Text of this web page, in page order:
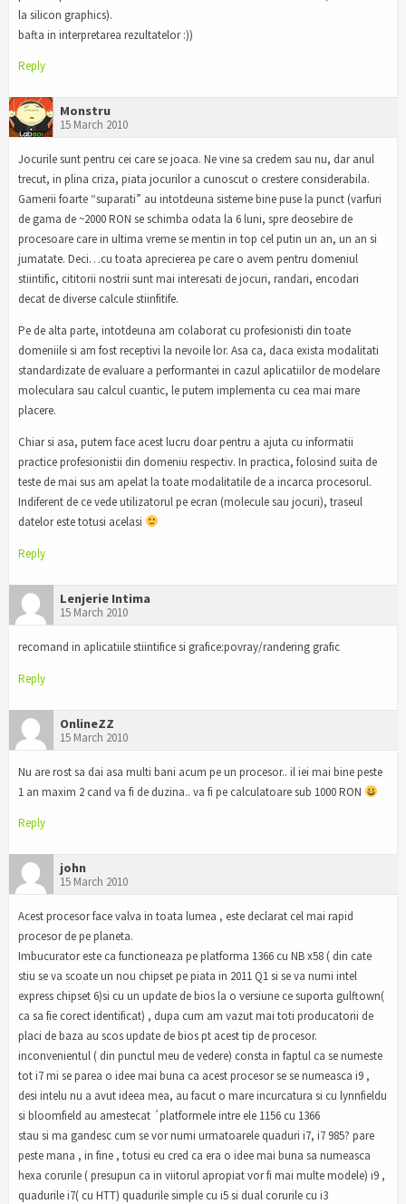
la silicon graphics).
bafta in interpretarea rezultatelor :))
Reply
Monstru
15 March 2010
Jocurile sunt pentru cei care se joaca. Ne vine sa credem sau nu, dar anul
trecut, in plina criza, piata jocurilor a cunoscut o crestere considerabila.
Gamerii foarte “suparati” au intotdeuna sisteme bine puse la punct (varfuri
de gama de ~2000 RON se schimba odata la 6 luni, spre deosebire de
procesoare care in ultima vreme se mentin in top cel putin un an, un an si
jumatate. Deci…cu toata aprecierea pe care o avem pentru domeniul
stiintific, cititorii nostrii sunt mai interesati de jocuri, randari, encodari
decat de diverse calcule stiinfitife.
Pe de alta parte, intotdeuna am colaborat cu profesionisti din toate
domeniile si am fost receptivi la nevoile lor. Asa ca, daca exista modalitati
standardizate de evaluare a performantei in cazul aplicatiilor de modelare
moleculara sau calcul cuantic, le putem implementa cu cea mai mare
placere.
Chiar si asa, putem face acest lucru doar pentru a ajuta cu informatii
practice profesionistii din domeniu respectiv. In practica, folosind suita de
teste de mai sus am apelat la toate modalitatile de a incarca procesorul.
Indiferent de ce vede utilizatorul pe ecran (molecule sau jocuri), traseul
datelor este totusi acelasi
Reply
Lenjerie Intima
15 March 2010
recomand in aplicatiile stiintifice si grafice:povray/randering grafic
Reply
OnlineZZ
15 March 2010
Nu are rost sa dai asa multi bani acum pe un procesor.. il iei mai bine peste
1 an maxim 2 cand va fi de duzina.. va fi pe calculatoare sub 1000 RON
Reply
john
15 March 2010
Acest procesor face valva in toata lumea , este declarat cel mai rapid
procesor de pe planeta.
Imbucurator este ca functioneaza pe platforma 1366 cu NB x58 ( din cate
stiu se va scoate un nou chipset pe piata in 2011 Q1 si se va numi intel
express chipset 6)si cu un update de bios la o versiune ce suporta gulftown(
ca sa fie corect identificat) , dupa cum am vazut mai toti producatorii de
placi de baza au scos update de bios pt acest tip de procesor.
inconvenientul ( din punctul meu de vedere) consta in faptul ca se numeste
tot i7 mi se parea o idee mai buna ca acest procesor se se numeasca i9 ,
desi intelu nu a avut ideea mea, au facut o mare incurcatura si cu lynnfieldu
si bloomfield au amestecat ´platformele intre ele 1156 cu 1366
stau si ma gandesc cum se vor numi urmatoarele quaduri i7, i7 985? pare
peste mana , in fine , totusi eu cred ca era o idee mai buna sa numeasca
hexa corurile ( presupun ca in viitorul apropiat vor fi mai multe modele) i9 ,
quadurile i7( cu HTT) quadurile simple cu i5 si dual corurile cu i3